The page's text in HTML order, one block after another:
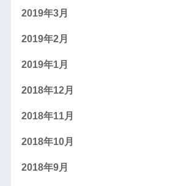
2019年3月
2019年2月
2019年1月
2018年12月
2018年11月
2018年10月
2018年9月